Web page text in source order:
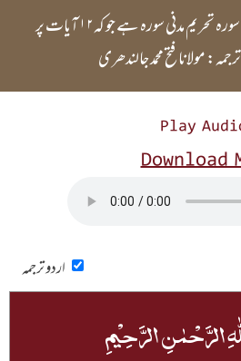
سورۃ التحریم مع اردو ترجمہ۔ سورہ تحریم مدنی سورہ ہے جو کہ۱۲ آیات پر
مولانا فتح محمد جالندھری
Play
Download
اردو ترجمہ
الرَّحۡمٰنِ الرَّحِیۡمِ